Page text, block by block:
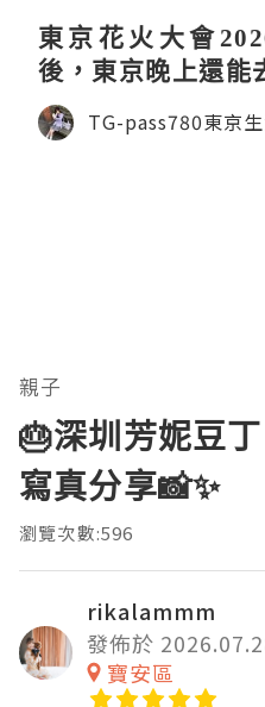
東京花火大會
後，東京晚上還能
TG-pass780東京
親子
🎂深圳芳妮豆
寫真分享📸✨
瀏覽次數:596
rikalammm
發佈於
寶安區